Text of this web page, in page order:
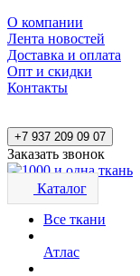
О компании
Лента новостей
Доставка и оплата
Опт и скидки
Контакты
+7 937 209 09 07
Заказать звонок
Каталог
Все ткани
Атлас